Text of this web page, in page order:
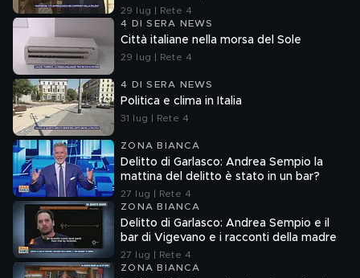
29 lug | Rete 4
4 DI SERA NEWS
Città italiane nella morsa del Sole
29 lug | Rete 4
4 DI SERA NEWS
Politica e clima in Italia
31 lug | Rete 4
ZONA BIANCA
Delitto di Garlasco: Andrea Sempio la
mattina del delitto è stato in un bar?
27 lug | Rete 4
ZONA BIANCA
Delitto di Garlasco: Andrea Sempio e il
bar di Vigevano e i racconti della madre
27 lug | Rete 4
ZONA BIANCA